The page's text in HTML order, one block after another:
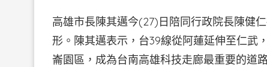
高雄市長陳其邁今(27)日陪同行政院長陳健
形。陳其邁表示，台39線從阿蓮延伸至仁武
崙園區，成為台南高雄科技走廊最重要的道